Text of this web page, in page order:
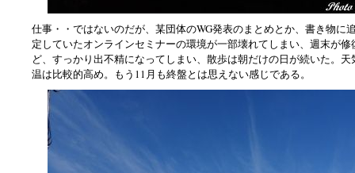
仕事・・ではないのだが、某団体のWG発表のまとめとか、書き物に
定していたオンラインセミナーの環境が一部壊れてしまい、週末が
ど、すっかり出不精になってしまい、散歩は朝だけの日が続いた。
温は比較的高め。もう11月も終盤とは思えない感じである。